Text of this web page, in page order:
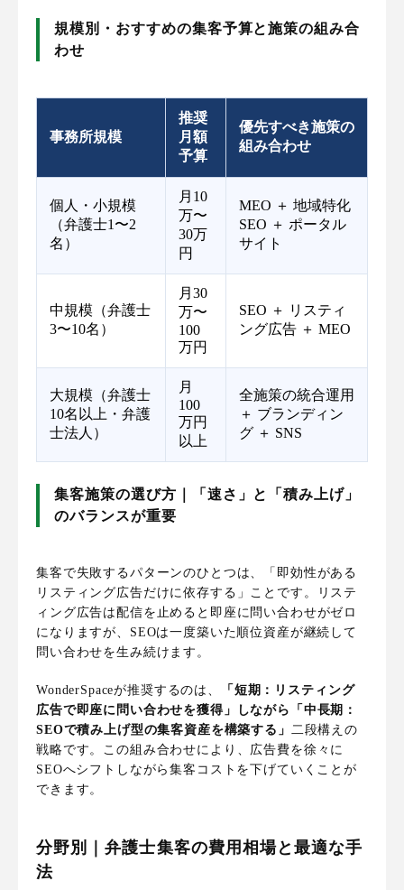
規模別・おすすめの集客予算と施策の組み合
わせ
事務所規模
推奨
月額
予算
優先すべき施策の
組み合わせ
個人・小規模
（弁護士1〜2
名）
月10
万〜
30万
円
MEO ＋ 地域特化
SEO ＋ ポータル
サイト
中規模（弁護士
3〜10名）
月30
万〜
100
万円
SEO ＋ リスティ
ング広告 ＋ MEO
大規模（弁護士
10名以上・弁護
士法人）
月
100
万円
以上
全施策の統合運用
＋ ブランディン
グ ＋ SNS
集客施策の選び方｜「速さ」と「積み上げ」
のバランスが重要
集客で失敗するパターンのひとつは、「即効性がある
リスティング広告だけに依存する」ことです。リステ
ィング広告は配信を止めると即座に問い合わせがゼロ
になりますが、SEOは一度築いた順位資産が継続して
問い合わせを生み続けます。
WonderSpaceが推奨するのは、
「短期：リスティング
広告で即座に問い合わせを獲得」しながら「中長期：
SEOで積み上げ型の集客資産を構築する」
二段構えの
戦略です。この組み合わせにより、広告費を徐々に
SEOへシフトしながら集客コストを下げていくことが
できます。
分野別｜弁護士集客の費用相場と最適な手
法